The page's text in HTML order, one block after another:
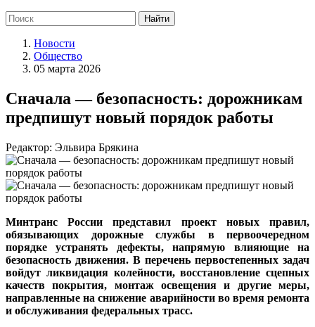
Новости
Общество
05 марта 2026
Сначала — безопасность: дорожникам
предпишут новый порядок работы
Редактор: Эльвира Брякина
Минтранс России представил проект новых правил,
обязывающих дорожные службы в первоочередном
порядке устранять дефекты, напрямую влияющие на
безопасность движения. В перечень первостепенных задач
войдут ликвидация колейности, восстановление сцепных
качеств покрытия, монтаж освещения и другие меры,
направленные на снижение аварийности во время ремонта
и обслуживания федеральных трасс.